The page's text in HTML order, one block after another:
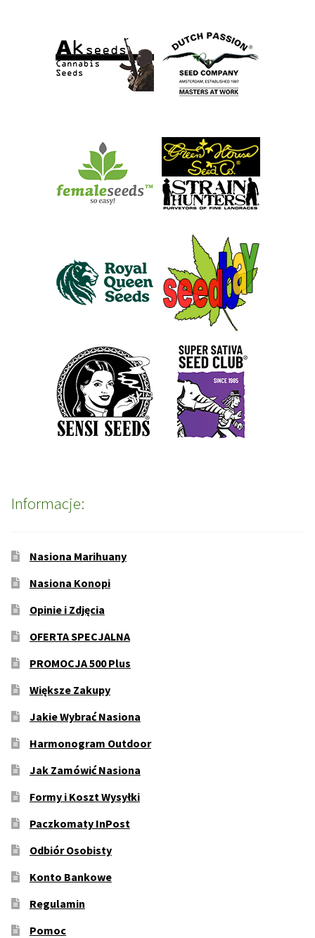
Informacje:
Nasiona Marihuany
Nasiona Konopi
Opinie i Zdjęcia
OFERTA SPECJALNA
PROMOCJA 500 Plus
Większe Zakupy
Jakie Wybrać Nasiona
Harmonogram Outdoor
Jak Zamówić Nasiona
Formy i Koszt Wysyłki
Paczkomaty InPost
Odbiór Osobisty
Konto Bankowe
Regulamin
Pomoc